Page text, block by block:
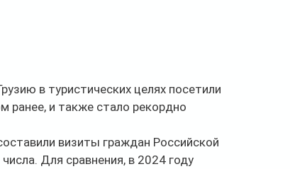
в туристических целях посетили
ранее, и также стало рекордно
визиты граждан Российской
Для сравнения, в 2024 году